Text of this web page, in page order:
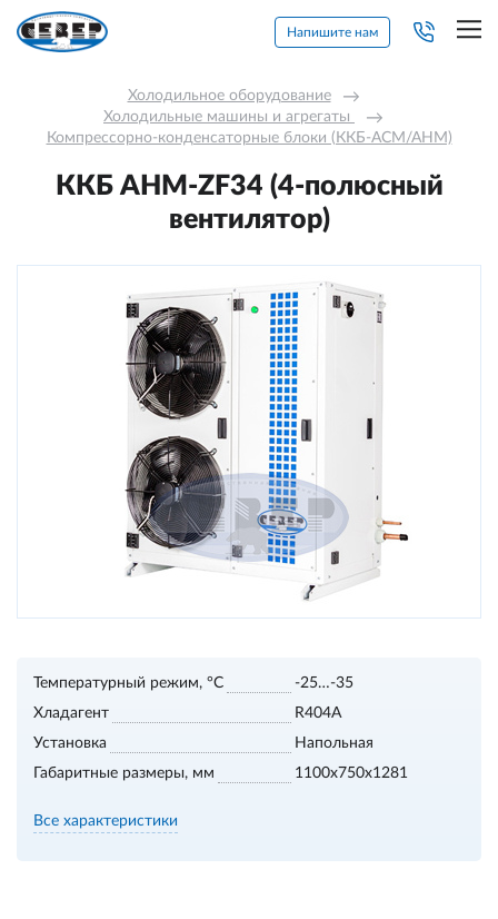
Напишите нам
Холодильное оборудование →
Холодильные машины и агрегаты →
Компрессорно-конденсаторные блоки (ККБ-АСМ/АНМ)
ККБ AНM-ZF34 (4-полюсный
вентилятор)
Температурный режим, °С
-25…-35
Хладагент
R404A
Установка
Напольная
Габаритные размеры, мм
1100х750х1281
Все характеристики